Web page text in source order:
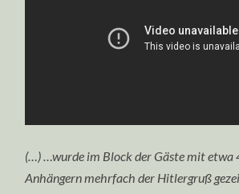
(…) …wurde im Block der Gäste mit etwa
Anhängern mehrfach der Hitlergruß